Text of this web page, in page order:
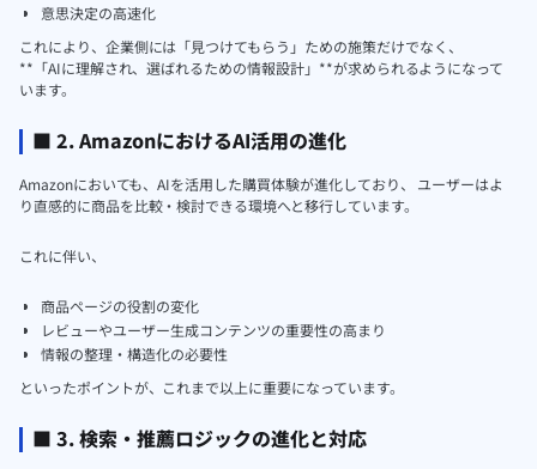
意思決定の高速化
これにより、企業側には「見つけてもらう」ための施策だけでなく、
**「AIに理解され、選ばれるための情報設計」**が求められるようになって
います。
■ 2. AmazonにおけるAI活用の進化
Amazonにおいても、AIを活用した購買体験が進化しており、 ユーザーはよ
り直感的に商品を比較・検討できる環境へと移行しています。
これに伴い、
商品ページの役割の変化
レビューやユーザー生成コンテンツの重要性の高まり
情報の整理・構造化の必要性
といったポイントが、これまで以上に重要になっています。
■ 3. 検索・推薦ロジックの進化と対応